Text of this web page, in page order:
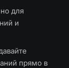
для
и
прямо в